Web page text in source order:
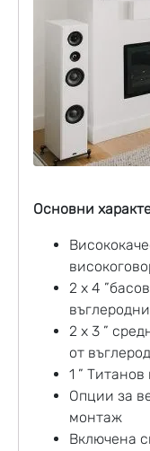
Основни
2 x 4
2 x 3 ”
от
1 ”
Опции за
монтаж
Включена